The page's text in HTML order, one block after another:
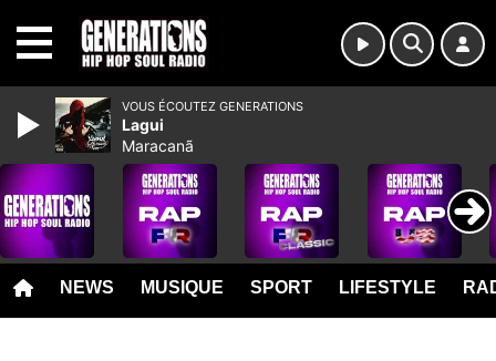
NEWS MUSIQUE SPORT LIFESTYLE
VOUS ÉCOUTEZ GENERATIONS
Lagui
Maracanã